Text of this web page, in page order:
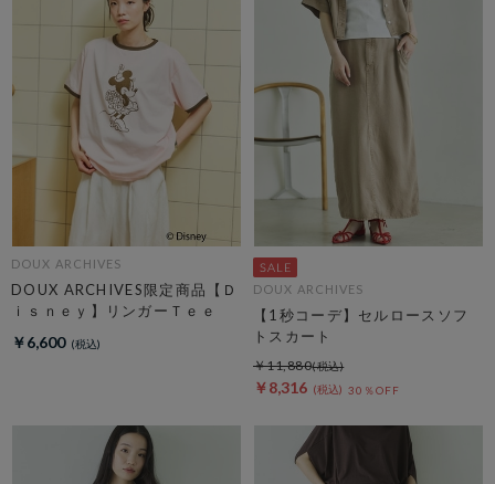
DOUX ARCHIVES
DOUX ARCHIVES限定商品【Ｄ
ｉｓｎｅｙ】リンガーＴｅｅ
￥6,600
DOUX ARCHIVES
【1秒コーデ】セルロースソフ
トスカート
￥8,316 30％OFF
￥11,880